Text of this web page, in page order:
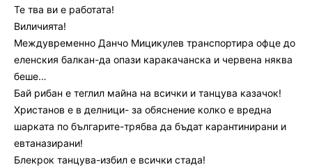
Те тва ви е работата!
Виличията!
Междувременно Данчо Мицикулев транспортира офце до
еленския балкан-да опази каракачанска и червена няква
беше…
Бай рибан е теглил майна на всички и танцува казачок!
Христанов е в делници- за обяснение колко е вредна
шарката по българите-трябва да бъдат карантинирани и
евтаназирани!
Блекрок танцува-избил е всички стада!